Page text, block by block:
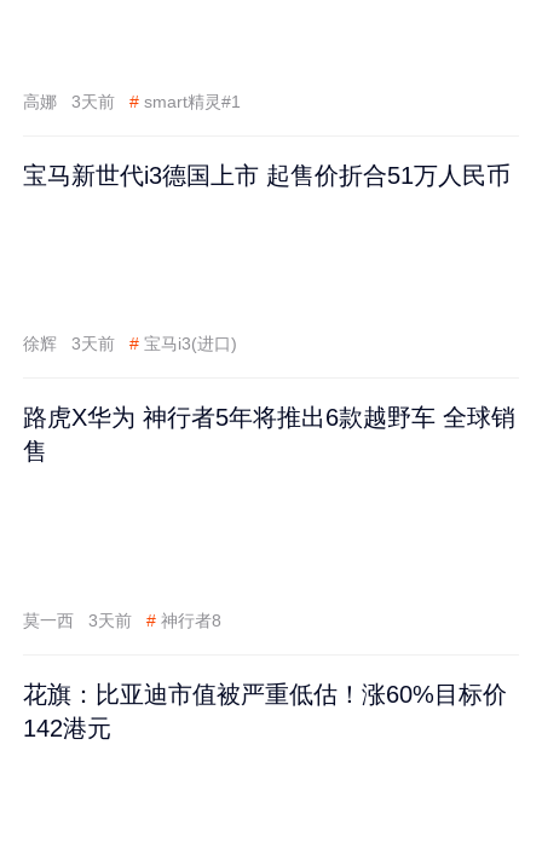
高娜 3天前 # smart精灵#1
宝马新世代i3德国上市 起售价折合51万人民币
徐辉 3天前 # 宝马i3(进口)
路虎X华为 神行者5年将推出6款越野车 全球销
售
莫一西 3天前 # 神行者8
花旗：比亚迪市值被严重低估！涨60%目标价
142港元